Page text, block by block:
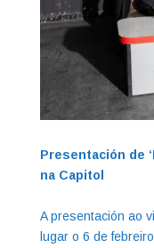
Presentación de
na Capitol
A presentación ao
lugar o 6 de